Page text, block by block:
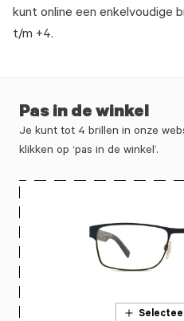
kunt online een enkelvoudige
t/m +4.
Pas in de winkel
Je kunt tot 4 brillen in onze
klikken op ‘pas in de winkel’.